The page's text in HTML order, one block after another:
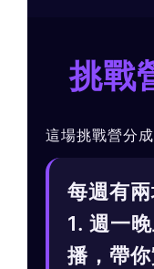
挑戰
這場挑戰營分
每週有兩
1. 週一
播，帶你